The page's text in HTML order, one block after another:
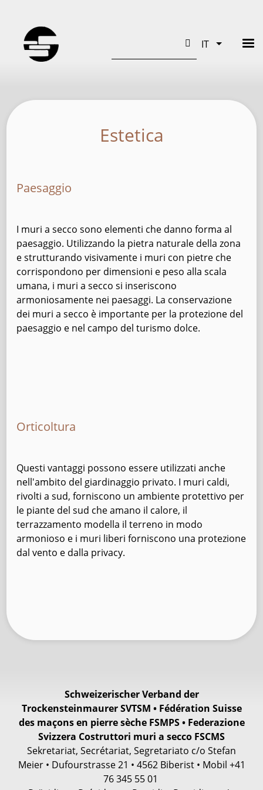
IT Mostra
Estetica
Paesaggio
I muri a secco sono elementi che danno forma al
paesaggio. Utilizzando la pietra naturale della zona
e strutturando visivamente i muri con pietre che
corrispondono per dimensioni e peso alla scala
umana, i muri a secco si inseriscono
armoniosamente nei paesaggi. La conservazione
dei muri a secco è importante per la protezione del
paesaggio e nel campo del turismo dolce.
Orticoltura
Questi vantaggi possono essere utilizzati anche
nell'ambito del giardinaggio privato. I muri caldi,
rivolti a sud, forniscono un ambiente protettivo per
le piante del sud che amano il calore, il
terrazzamento modella il terreno in modo
armonioso e i muri liberi forniscono una protezione
dal vento e dalla privacy.
Schweizerischer Verband der
Trockensteinmaurer SVTSM • Fédération Suisse
des maçons en pierre sèche FSMPS • Federazione
Svizzera Costruttori muri a secco FSCMS
Sekretariat, Secrétariat, Segretariato c/o Stefan
Meier • Dufourstrasse 21 • 4562 Biberist • Mobil +41
76 345 55 01